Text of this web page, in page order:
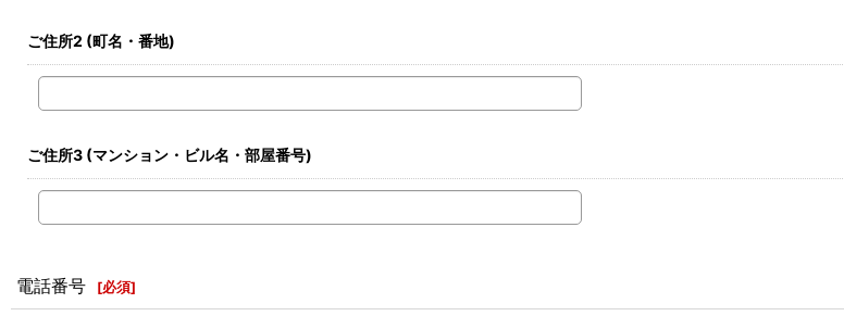
ご住所2 (町名・番地)
ご住所3 (マンション・ビル名・部屋番号)
電話番号 [必須]